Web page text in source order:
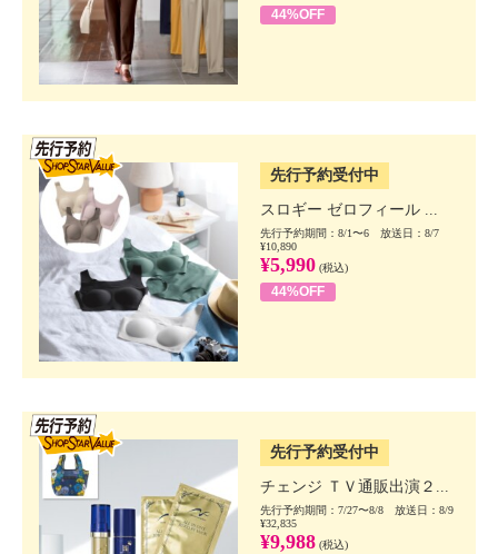
44%OFF
先行予約受付中
スロギー ゼロフィール ...
先行予約期間：8/1〜6 放送日：8/7
¥10,890
¥5,990 (税込)
44%OFF
先行予約受付中
チェンジ ＴＶ通販出演２...
先行予約期間：7/27〜8/8 放送日：8/9
¥32,835
¥9,988 (税込)